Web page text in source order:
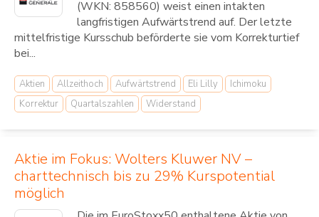
(WKN: 858560) weist einen intakten
langfristigen Aufwärtstrend auf. Der letzte
mittelfristige Kursschub beförderte sie vom Korrekturtief
bei...
Aktien Allzeithoch Aufwärtstrend Eli Lilly
Ichimoku
Korrektur
Quartalszahlen Widerstand
Aktie im Fokus: Wolters Kluwer NV –
charttechnisch bis zu 29% Kurspotential
möglich